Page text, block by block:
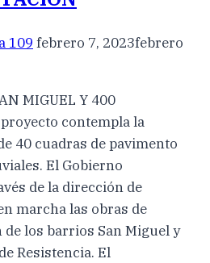
109 febrero 7, 2023febrero
MIGUEL Y 400
contempla la
40 cuadras de pavimento
El Gobierno
de la dirección de
marcha las obras de
los barrios San Miguel y
Resistencia. El